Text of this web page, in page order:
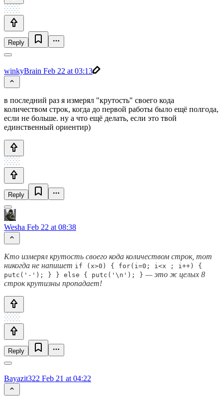
Reply
winkyBrain Feb 22 at 03:13
в последний раз я измерял "крутость" своего кода
количеством строк, когда до первой работы было ещё полгода,
если не больше. ну а что ещё делать, если это твой
единственный ориентир)
Reply
Wesha Feb 22 at 08:38
Кто измерял крутость своего кода количеством строк, тот
никогда не напишет if (x>0) { for(i=0; i<x ; i++) {
putc('-'); } } else { putc('\n'); } — это ж целых 8
строк крутизны пропадает!
Reply
Bayazit322 Feb 21 at 04:22